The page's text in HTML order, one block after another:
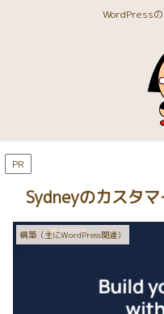
WordPress
PR
Sydneyのカスタ
構築（主にWordPress関連）